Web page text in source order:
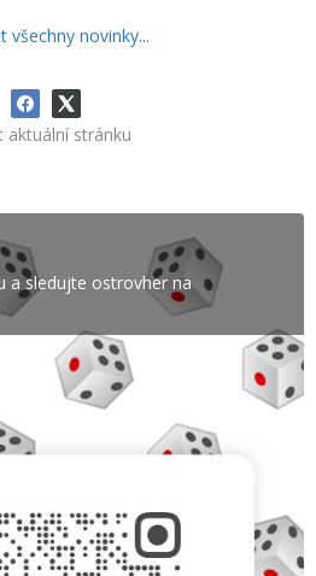
všechny novinky...
aktuální stránku
a sledujte ostrovher na